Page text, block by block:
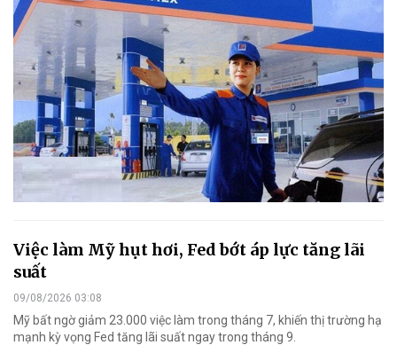
Việc làm Mỹ hụt hơi, Fed bớt áp lực tăng lãi
suất
09/08/2026 03:08
Mỹ bất ngờ giảm 23.000 việc làm trong tháng 7, khiến thị trường hạ
mạnh kỳ vọng Fed tăng lãi suất ngay trong tháng 9.